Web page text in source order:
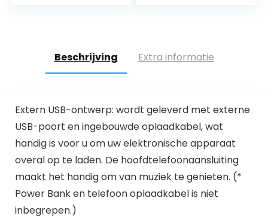
Beschrijving Extra informatie
Extern USB-ontwerp: wordt geleverd met externe
USB-poort en ingebouwde oplaadkabel, wat
handig is voor u om uw elektronische apparaat
overal op te laden. De hoofdtelefoonaansluiting
maakt het handig om van muziek te genieten. (*
Power Bank en telefoon oplaadkabel is niet
inbegrepen.)